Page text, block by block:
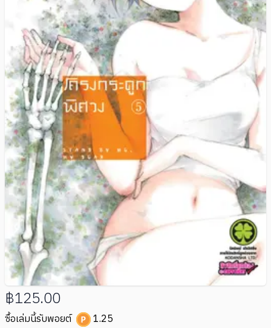
฿125.00
ซื้อเล่มนี้รับพอยต์ 1.25